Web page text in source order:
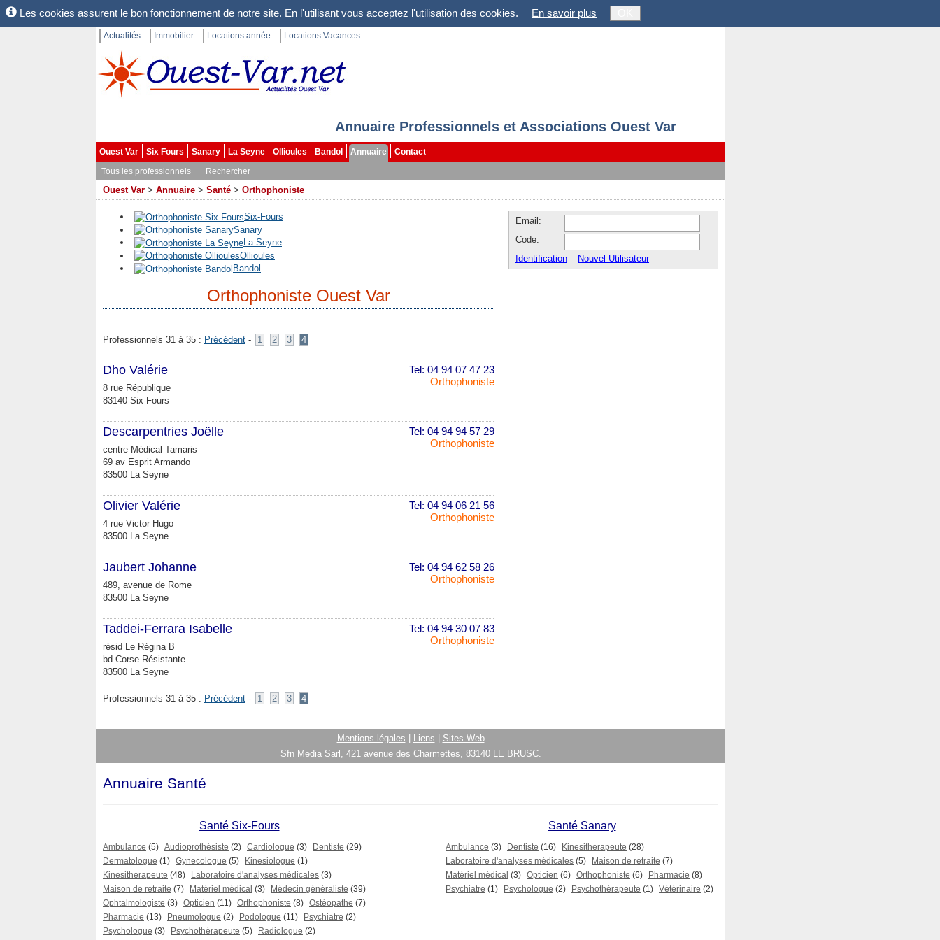
Les cookies assurent le bon fonctionnement de notre site. En l'utilisant vous acceptez l'utilisation des cookies. En savoir plus
Actualités Immobilier Locations année Locations Vacances
Annuaire Professionnels et Associations Ouest Var
Ouest Var Six Fours Sanary La Seyne Ollioules Bandol Annuaire
Contact
Tous les professionnels
Rechercher
Ouest Var > Annuaire > Santé > Orthophoniste
Six-Fours
Sanary
La Seyne
Ollioules
Bandol
Orthophoniste Ouest Var
Professionnels 31 à 35 : Précédent - 1 2 3 4
Tel: 04 94 07 47 23
Orthophoniste
Dho Valérie
8 rue République
83140 Six-Fours
Tel: 04 94 94 57 29
Orthophoniste
Descarpentries Joëlle
centre Médical Tamaris
69 av Esprit Armando
83500 La Seyne
Tel: 04 94 06 21 56
Orthophoniste
Olivier Valérie
4 rue Victor Hugo
83500 La Seyne
Tel: 04 94 62 58 26
Orthophoniste
Jaubert Johanne
489, avenue de Rome
83500 La Seyne
Tel: 04 94 30 07 83
Orthophoniste
Taddei-Ferrara Isabelle
résid Le Régina B
bd Corse Résistante
83500 La Seyne
Professionnels 31 à 35 : Précédent - 1 2 3 4
Email:
Code:
Identification
Nouvel Utilisateur
Mentions légales Liens
Sites Web
Sfn Media Sarl, 421 avenue des Charmettes, 83140 LE BRUSC.
Annuaire Santé
Santé Six-Fours
Ambulance (5) Audioprothésiste (2) Cardiologue (3) Dentiste (29)
Dermatologue (1) Gynecologue (5) Kinesiologue (1)
Kinesitherapeute (48) Laboratoire d'analyses médicales (3)
Maison de retraite (7) Matériel médical (3) Médecin généraliste (39)
Ophtalmologiste (3) Opticien (11) Orthophoniste (8) Ostéopathe (7)
Pharmacie (13) Pneumologue (2) Podologue (11) Psychiatre (2)
Psychologue (3) Psychothérapeute (5) Radiologue (2)
Santé Sanary
Ambulance (3) Dentiste (16) Kinesitherapeute (28)
Laboratoire d'analyses médicales (5) Maison de retraite (7)
Matériel médical (3) Opticien (6) Orthophoniste (6) Pharmacie (8)
Psychiatre (1) Psychologue (2) Psychothérapeute (1) Vétérinaire (2)